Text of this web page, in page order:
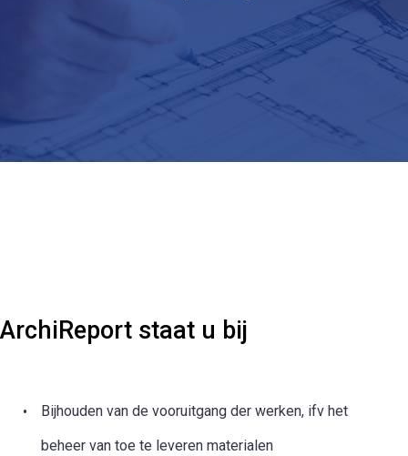
ArchiReport staat u bij
Bijhouden van de vooruitgang der werken, ifv het
beheer van toe te leveren materialen